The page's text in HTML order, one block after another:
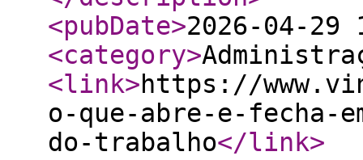
<pubDate>2026-04-29
<category>
<link>https://
o-que-abre-e-fecha-
do-trabalho</link>